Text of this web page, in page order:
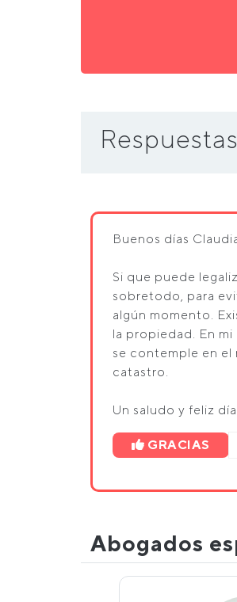
Buenos días
Si que puede
sobretodo, para
algún momento.
la propiedad. En
se contemple en el
catastro.
Un saludo y feliz
GRACIAS
Abogados